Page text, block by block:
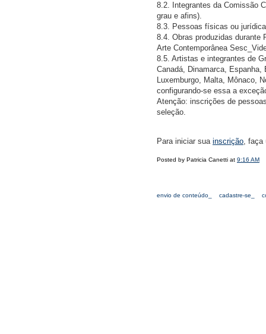
8.2. Integrantes da Comissão
grau e afins).
8.3. Pessoas físicas ou
8.4. Obras produzidas durante
Arte Contemporânea
8.5. Artistas e integrantes de
Canadá, Dinamarca,
Luxemburgo, Malta, Mônaco,
configurando-se essa a
Atenção: inscrições de
seleção.
Para iniciar sua inscrição, faça
Posted by Patricia Canetti at 9:16 AM
envio de conteúdo_ cadastre-se_